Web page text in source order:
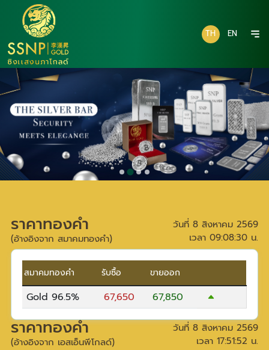
TH EN
ราคาทองคำ
(อ้างอิงจาก สมาคมทองคำ)
วันที่ 8 สิงหาคม 2569
เวลา 09:08:30น.
สมาคมทองคำ รับซื้อ ขายออก
Gold 96.5% 67,650 67,850
ราคาทองคำ
(อ้างอิงจาก เอสเอ็นพีโกลด์)
วันที่ 8 สิงหาคม 2569
เวลา 17:51:52 น.